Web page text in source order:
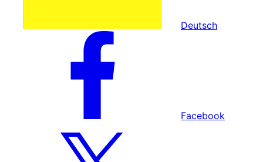
Deutsch
Facebook